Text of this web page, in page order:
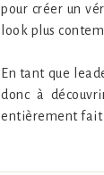
pour créer un
look plus
En tant que
donc à
entièrement fait